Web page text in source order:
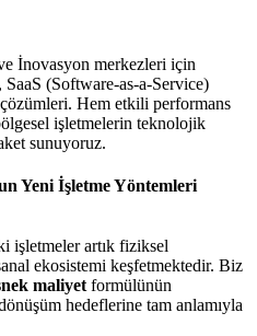
İnovasyon merkezleri için
(Software-as-a-Service)
Hem etkili performans
işletmelerin teknolojik
sunuyoruz.
Yeni İşletme Yöntemleri
işletmeler artık fiziksel
ekosistemi keşfetmektedir. Biz
maliyet formülünün
hedeflerine tam anlamıyla